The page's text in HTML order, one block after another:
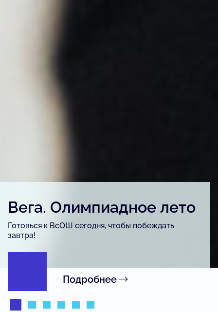
Детский конкурс «Вега.
Артфест»
Для детей и подростков, одарённых в сфере
изобразительного искусства, урбанистики и
журналистики.
Подробнее